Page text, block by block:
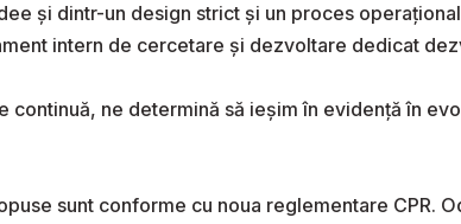
și dintr-un design strict și un proces
intern de cercetare și dezvoltare dedicat
continuă, ne determină să ieșim în evidență în
sunt conforme cu noua reglementare CPR.